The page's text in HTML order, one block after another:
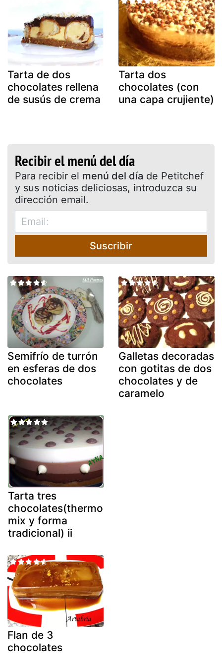
Tarta de dos
chocolates rellena
de susús de crema
Tarta dos
chocolates (con
una capa crujiente)
Recibir el menú del día
Para recibir el menú del día de Petitchef
y sus noticias deliciosas, introduzca su
dirección email.
Suscribir
Semifrío de turrón
en esferas de dos
chocolates
Galletas decoradas
con gotitas de dos
chocolates y de
caramelo
Tarta tres
chocolates(thermo
mix y forma
tradicional) ii
Flan de 3
chocolates